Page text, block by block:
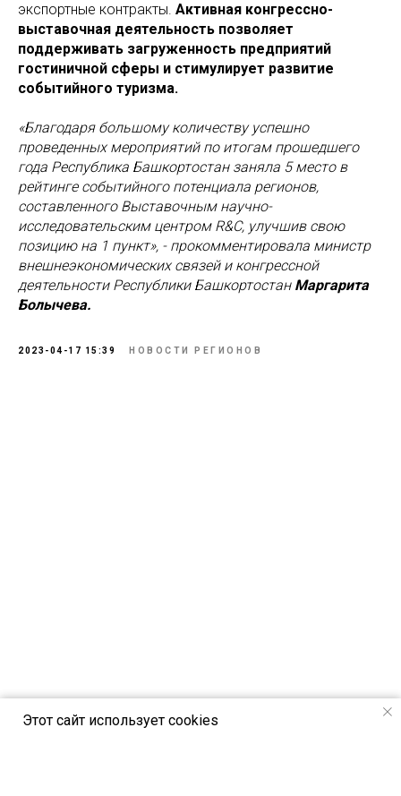
экспортные контракты. Активная конгрессно-
выставочная деятельность позволяет
поддерживать загруженность предприятий
гостиничной сферы и стимулирует развитие
событийного туризма.
«Благодаря большому количеству успешно
проведенных мероприятий по итогам прошедшего
года Республика Башкортостан заняла 5 место в
рейтинге событийного потенциала регионов,
составленного Выставочным научно-
исследовательским центром R&С, улучшив свою
позицию на 1 пункт», - прокомментировала министр
внешнеэкономических связей и конгрессной
деятельности Республики Башкортостан Маргарита
Болычева.
2023-04-17 15:39 НОВОСТИ РЕГИОНОВ
Этот сайт использует cookies